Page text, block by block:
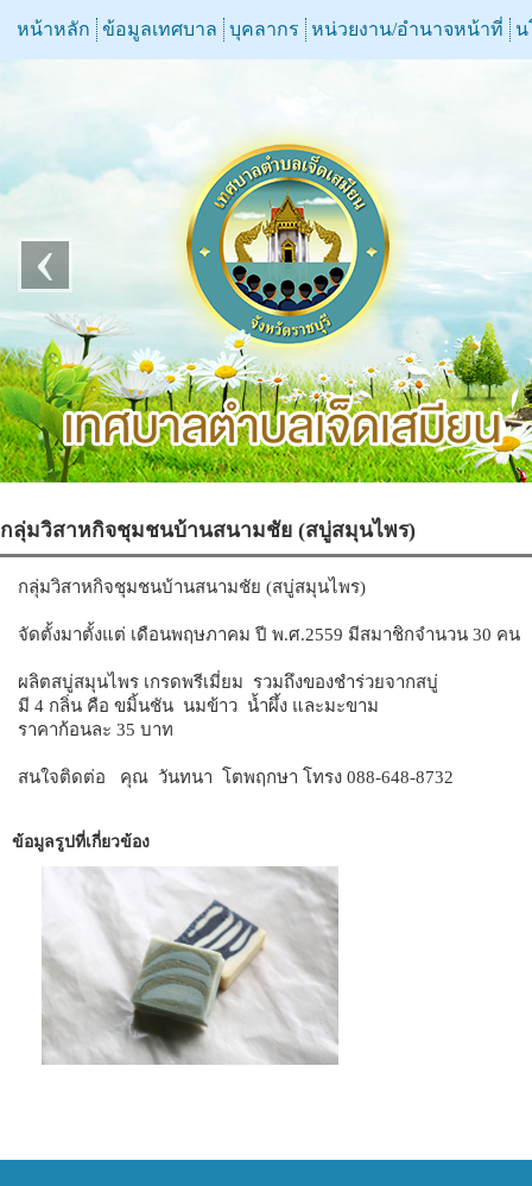
หน้าหลัก ข้อมูลเทศบาล บุคลากร หน่วยงาน/อำนาจหน้าที่ น
‹
กลุ่มวิสาหกิจชุมชนบ้านสนามชัย (สบู่สมุนไพร)
กลุ่มวิสาหกิจชุมชนบ้านสนามชัย (สบู่สมุนไพร)
จัดตั้งมาตั้งแต่ เดือนพฤษภาคม ปี พ.ศ.2559 มีสมาชิกจำนวน 30 คน
ผลิตสบู่สมุนไพร เกรดพรีเมี่ยม รวมถึงของชำร่วยจากสบู่
มี 4 กลิ่น คือ ขมิ้นชัน นมข้าว น้ำผึ้ง และมะขาม
ราคาก้อนละ 35 บาท
สนใจติดต่อ คุณ วันทนา โตพฤกษา โทรง 088-648-8732
ข้อมูลรูปที่เกี่ยวข้อง